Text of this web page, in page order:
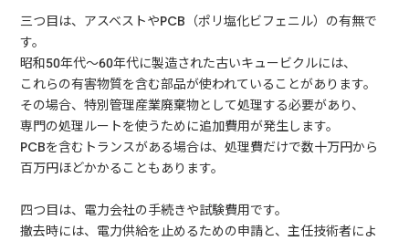
三つ目は、アスベストやPCB（ポリ塩化ビフェニル）の有無で
す。
昭和50年代〜60年代に製造された古いキュービクルには、
これらの有害物質を含む部品が使われていることがあります。
その場合、特別管理産業廃棄物として処理する必要があり、
専門の処理ルートを使うために追加費用が発生します。
PCBを含むトランスがある場合は、処理費だけで数十万円から
百万円ほどかかることもあります。
四つ目は、電力会社の手続きや試験費用です。
撤去時には、電力供給を止めるための申請と、主任技術者によ